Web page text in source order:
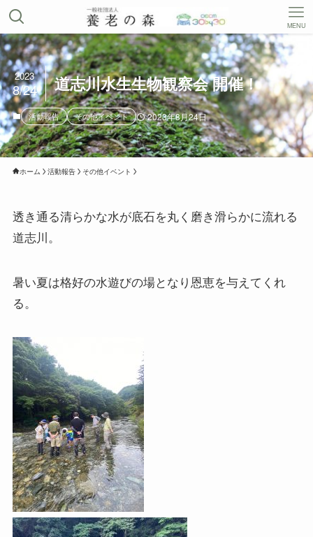
MENU
道志川水生生物観察会 開催！
2023
8/24
活動報告 その他イベント 2023年8月24日
ホーム 活動報告 その他イベント
透き通る清らかな水が底石を丸く磨き滑らかに流れる
道志川。
暑い夏は格好の水遊びの場となり恩恵を与えてくれ
る。